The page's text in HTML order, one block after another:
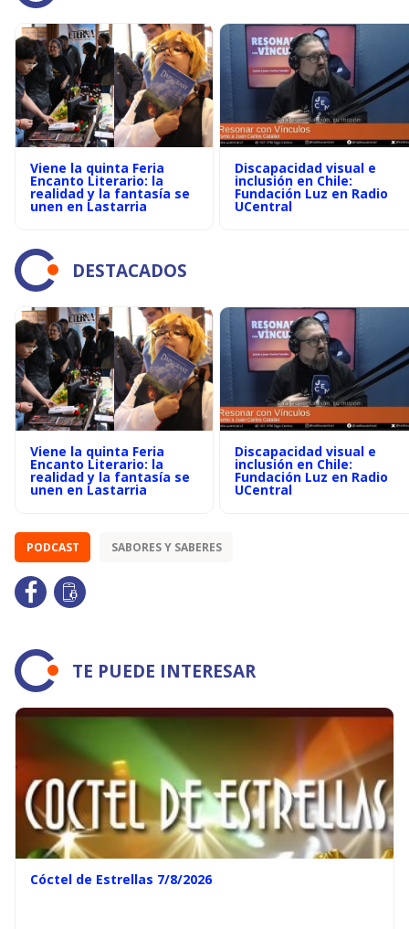
Viene la quinta Feria
Encanto Literario: la
realidad y la fantasía se
unen en Lastarria
Discapacidad visual e
inclusión en Chile:
Fundación Luz en Radio
UCentral
DESTACADOS
Viene la quinta Feria
Encanto Literario: la
realidad y la fantasía se
unen en Lastarria
Discapacidad visual e
inclusión en Chile:
Fundación Luz en Radio
UCentral
PODCAST SABORES Y SABERES
TE PUEDE INTERESAR
Cóctel de Estrellas 7/8/2026